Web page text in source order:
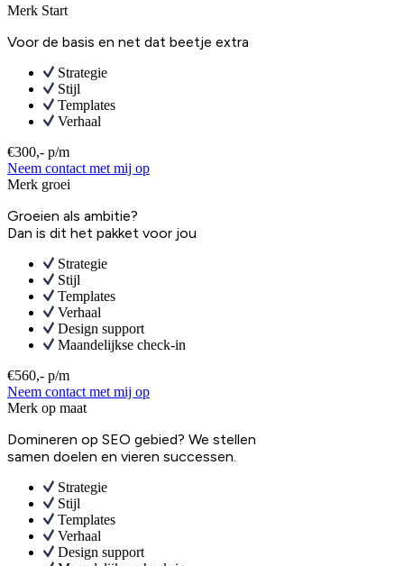
Merk Start
Voor de basis en net dat beetje extra
Strategie
Stijl
Templates
Verhaal
€300,- p/m
Neem contact met mij op
Merk groei
Groeien als ambitie?
Dan is dit het pakket voor jou
Strategie
Stijl
Templates
Verhaal
Design support
Maandelijkse check-in
€560,- p/m
Neem contact met mij op
Merk op maat
Domineren op SEO gebied? We stellen
samen doelen en vieren successen.
Strategie
Stijl
Templates
Verhaal
Design support